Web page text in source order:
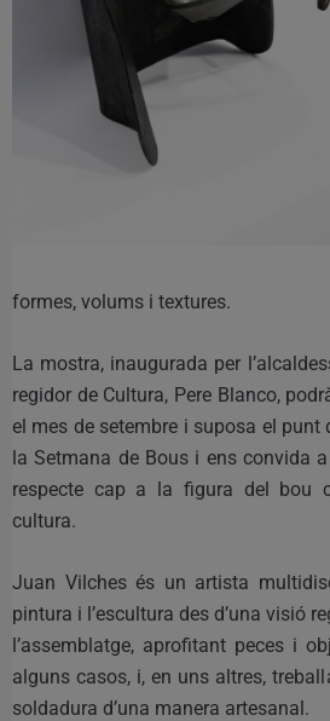
formes, volums i textures.
La mostra, inaugurada per
regidor de Cultura, Pere Blanco,
el mes de setembre i suposa el punt
la Setmana de Bous i ens convida
respecte cap a la figura del bou
cultura.
Juan Vilches és un artista
pintura i l’escultura des d’una visió
l’assemblatge, aprofitant peces i
alguns casos, i, en uns altres,
soldadura d’una manera artesanal.